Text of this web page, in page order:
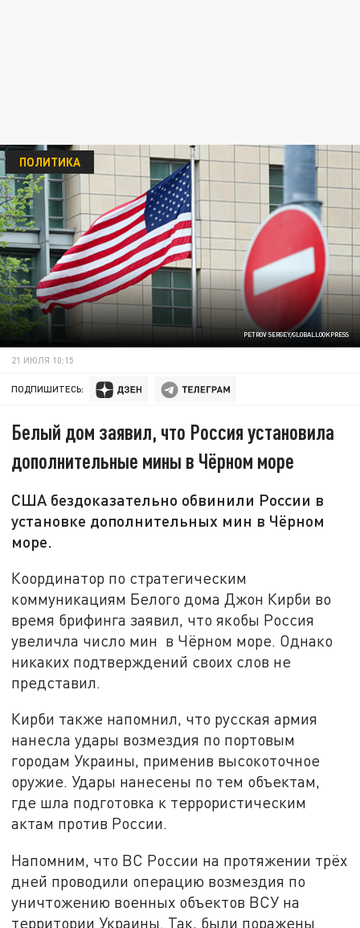
PETROV SERGEY/GLOBALLOOKPRESS
ПОЛИТИКА
21 ИЮЛЯ 10:15
ПОДПИШИТЕСЬ:
Белый дом заявил, что Россия установила
дополнительные мины в Чёрном море
США бездоказательно обвинили России в
установке дополнительных мин в Чёрном
море.
Координатор по стратегическим
коммуникациям Белого дома Джон Кирби во
время брифинга заявил, что якобы Россия
увеличла число мин в Чёрном море. Однако
никаких подтверждений своих слов не
представил.
Кирби также напомнил, что русская армия
нанесла удары возмездия по портовым
городам Украины, применив высокоточное
оружие. Удары нанесены по тем объектам,
где шла подготовка к террористическим
актам против России.
Напомним, что ВС России на протяжении трёх
дней проводили операцию возмездия по
уничтожению военных объектов ВСУ на
территории Украины. Так, были поражены